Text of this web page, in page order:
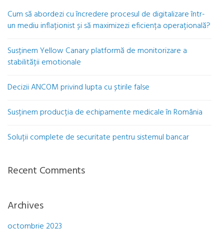
Cum să abordezi cu încredere procesul de digitalizare într-
un mediu inflaționist și să maximizezi eficiența operațională?
Susținem Yellow Canary platformă de monitorizare a
stabilității emotionale
Decizii ANCOM privind lupta cu știrile false
Susținem producția de echipamente medicale în România
Soluții complete de securitate pentru sistemul bancar
Recent Comments
Archives
octombrie 2023